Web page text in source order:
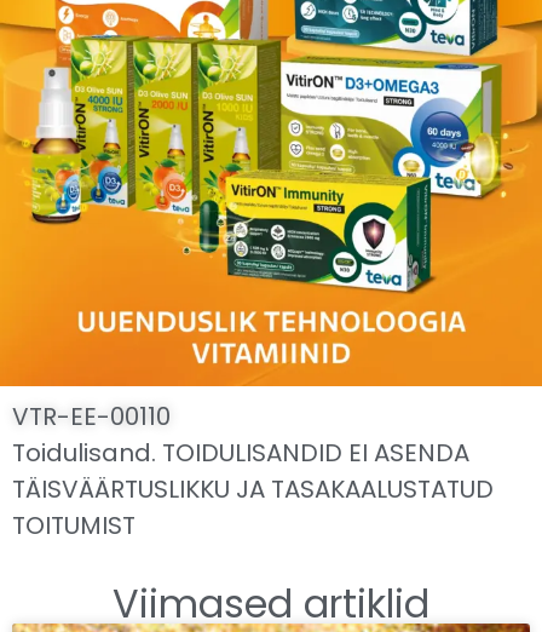
VTR-EE-00110
Toidulisand. TOIDULISANDID EI ASENDA
TÄISVÄÄRTUSLIKKU JA TASAKAALUSTATUD
TOITUMIST
Viimased artiklid